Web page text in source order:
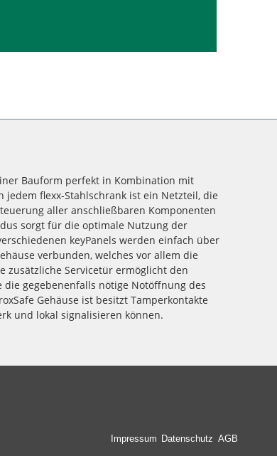
Bauform perfekt in Kombination mit
und lokal signalisieren können.
Impressum Datenschutz AGB